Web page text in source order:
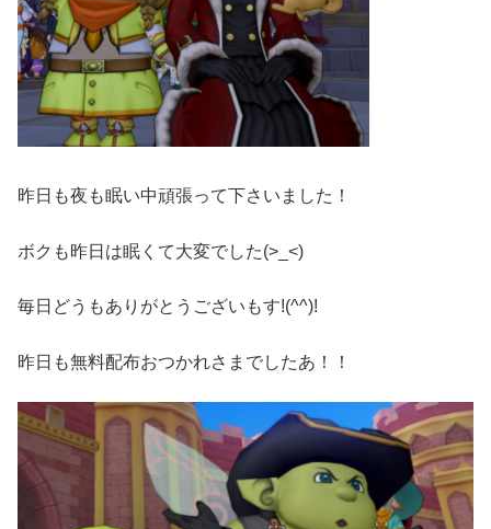
昨日も夜も眠い中頑張って下さいました！
ボクも昨日は眠くて大変でした(>_<)
毎日どうもありがとうございもす!(^^)!
昨日も無料配布おつかれさまでしたあ！！